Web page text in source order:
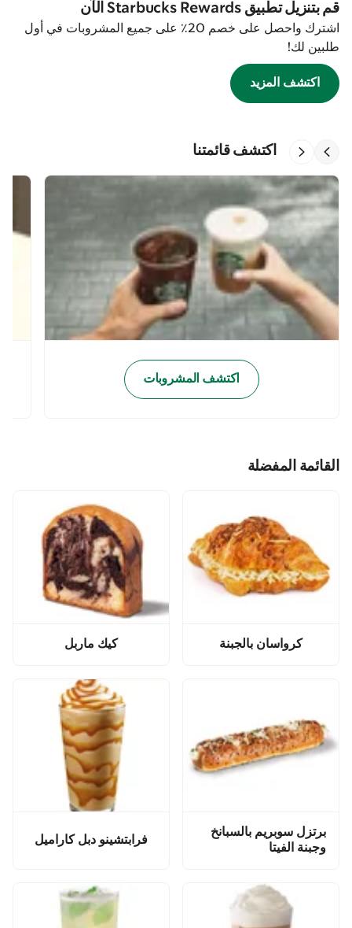
قم بتنزيل تطبيق Starbucks Rewards الآن
اشترك واحصل على خصم 20٪ على جميع المشروبات في أول
طلبين لك!
اكتشف المزيد
اكتشف قائمتنا
اكتشف المشروبات
القائمة المفضلة
كرواسان بالجبنة كيك ماربل
برتزل سوبريم بالسبانخ
وجبنة الفيتا
فرابتشينو دبل كاراميل